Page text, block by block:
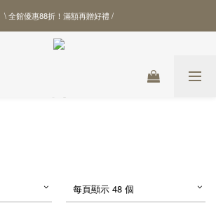
\ 全館優惠88折！滿額再贈好禮 /
\ 全館優惠88折！滿額再贈好禮 /
【北港武德宮聯名商品】全新上線
每頁顯示 48 個